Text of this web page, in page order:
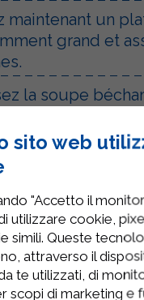
maintenant un
grand et
la soupe
et placez
de lasagnes
couche,
cuillerée de
épinards et
de jambon cuit,
sito web
"Accetto il
utilizzare cookie,
simili. Queste
attraverso il
te utilizzati, di
scopi di marketing e